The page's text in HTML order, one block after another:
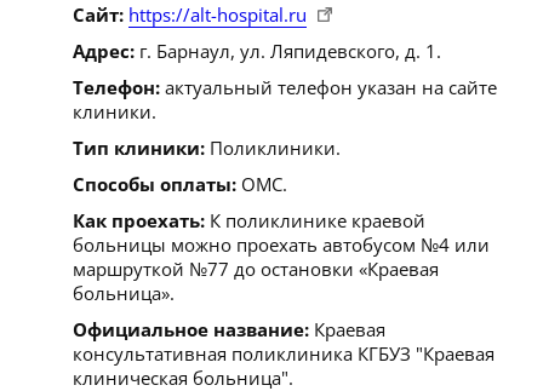
Сайт: https://alt-hospital.ru
Адрес: г. Барнаул, ул. Ляпидевского, д. 1.
Телефон: актуальный телефон указан на сайте
клиники.
Тип клиники: Поликлиники.
Способы оплаты: ОМС.
Как проехать: К поликлинике краевой
больницы можно проехать автобусом №4 или
маршруткой №77 до остановки «Краевая
больница».
Официальное название: Краевая
консультативная поликлиника КГБУЗ "Краевая
клиническая больница".